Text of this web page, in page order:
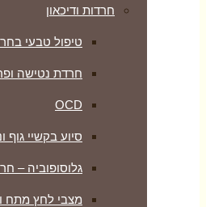
חרדות ודיכאון
טיפול טבעי
חרדת נטישה
OCD
סיוע בקשיי גוף
גלוסופוביה –
מצבי לחץ מתח